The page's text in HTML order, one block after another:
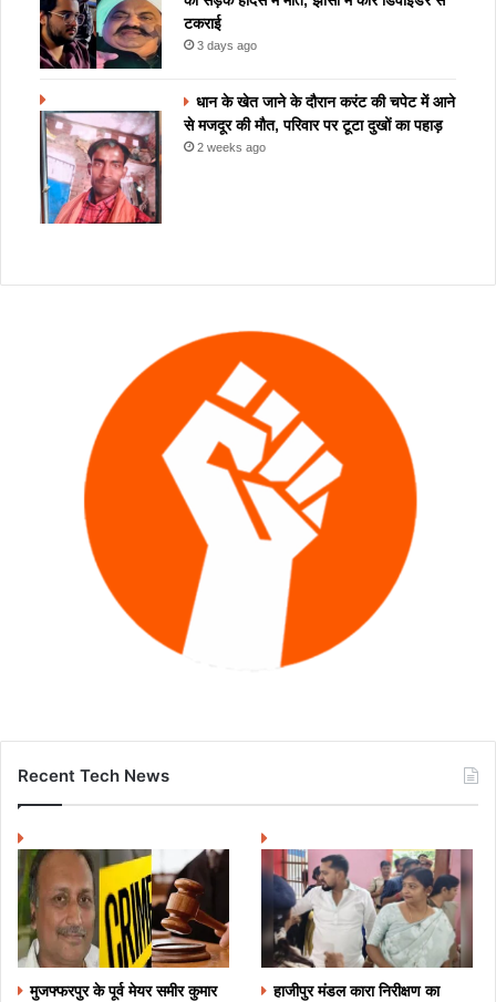
टकराई
3 days ago
धान के खेत जाने के दौरान करंट की चपेट में आने
से मजदूर की मौत, परिवार पर टूटा दुखों का पहाड़
2 weeks ago
Recent Tech News
मुजफ्फरपुर के पूर्व मेयर समीर कुमार
हाजीपुर मंडल कारा निरीक्षण का